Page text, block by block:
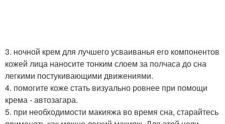
3. ночной крем для лучшего усваиванья его компонентов
кожей лица наносите тонким слоем за полчаса до сна
легкими постукивающими движениями.
4. помогите коже стать визуально ровнее при помощи
крема - автозагара.
5. при необходимости макияжа во время сна, старайтесь